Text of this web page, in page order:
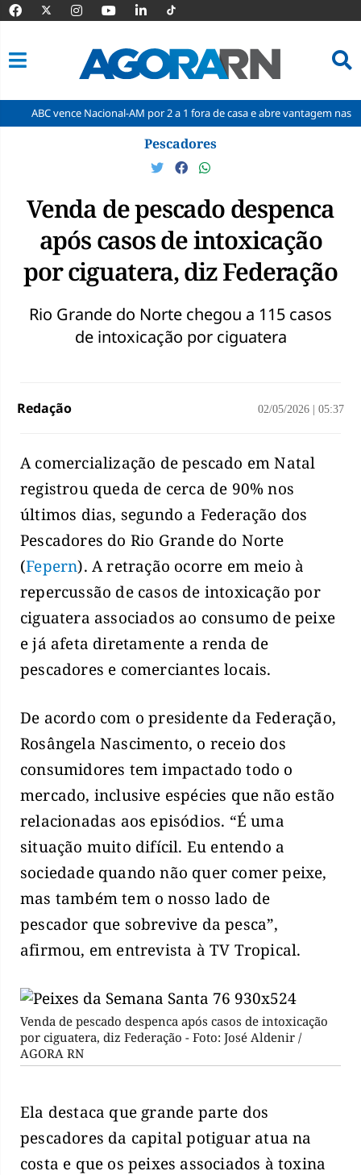
Nacional-AM por 2 a 1 fora de casa e abre vantagem nas quartas
Pescadores
Venda de pescado despenca
após casos de intoxicação
por ciguatera, diz Federação
Rio Grande do Norte chegou a 115 casos
de intoxicação por ciguatera
Redação 02/05/2026 05:37
A comercialização de pescado em Natal
registrou queda de cerca de 90% nos
últimos dias, segundo a Federação dos
Pescadores do Rio Grande do Norte
(Fepern). A retração ocorre em meio à
repercussão de casos de intoxicação por
ciguatera associados ao consumo de peixe
e já afeta diretamente a renda de
pescadores e comerciantes locais.
De acordo com o presidente da Federação,
Rosângela Nascimento, o receio dos
consumidores tem impactado todo o
mercado, inclusive espécies que não estão
relacionadas aos episódios. “É uma
situação muito difícil. Eu entendo a
sociedade quando não quer comer peixe,
mas também tem o nosso lado de
pescador que sobrevive da pesca”,
afirmou, em entrevista à TV Tropical.
Venda de pescado despenca após casos de intoxicação
por ciguatera, diz Federação - Foto: José Aldenir /
AGORA RN
Ela destaca que grande parte dos
pescadores da capital potiguar atua na
costa e que os peixes associados à toxina